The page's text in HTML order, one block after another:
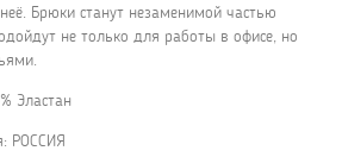
Брюки станут незаменимой частью
не только для работы в офисе, но
Эластан
РОССИЯ